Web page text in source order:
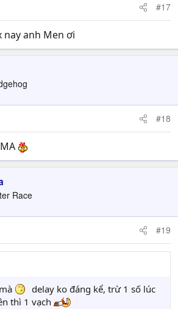
#17
nay anh Men ơi
#18
Race
#19
delay ko đáng kể, trừ 1 số lúc
thì 1 vạch